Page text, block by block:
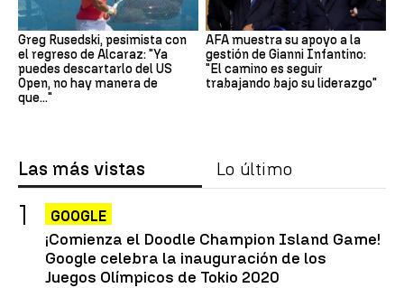
Greg Rusedski, pesimista con
el regreso de Alcaraz: "Ya
puedes descartarlo del US
Open, no hay manera de
que..."
AFA muestra su apoyo a la
gestión de Gianni Infantino:
"El camino es seguir
trabajando bajo su liderazgo"
Las más vistas Lo último
GOOGLE
¡Comienza el Doodle Champion Island Game!
Google celebra la inauguración de los
Juegos Olímpicos de Tokio 2020